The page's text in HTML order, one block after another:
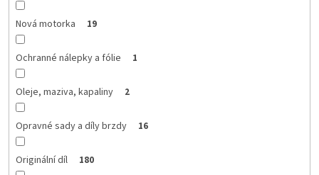
Nová motorka 19
Ochranné nálepky a fólie 1
Oleje, maziva, kapaliny 2
Opravné sady a díly brzdy 16
Originální díl 180